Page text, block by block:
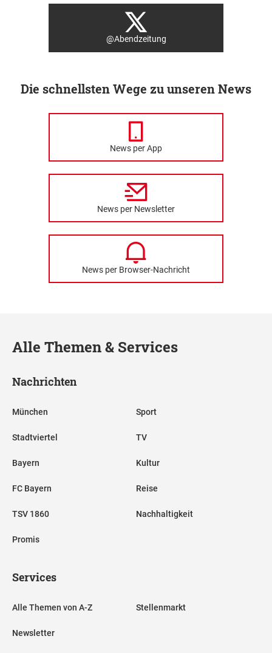
@Abendzeitung
Die schnellsten Wege zu unseren News
News per App
News per Newsletter
News per Browser-Nachricht
Alle Themen & Services
Nachrichten
München
Stadtviertel
Bayern
FC Bayern
TSV 1860
Promis
Sport
TV
Kultur
Reise
Nachhaltigkeit
Services
Alle Themen von A-Z
Newsletter
Stellenmarkt